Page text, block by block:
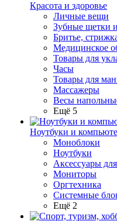
Красота и здоровье
Личные вещи
Зубные щетки
Бритье,
Медицинское
Товары для
Часы
Товары для
Массажеры
Весы
Ещё 5
Ноутбуки и
Моноблоки
Ноутбуки
Аксессуары
Мониторы
Оргтехника
Системные
Ещё 2